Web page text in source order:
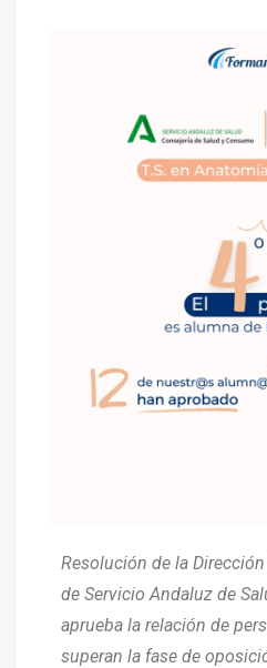
Resolución de la
de Servicio Andaluz de
aprueba la relación de
superan la fase de